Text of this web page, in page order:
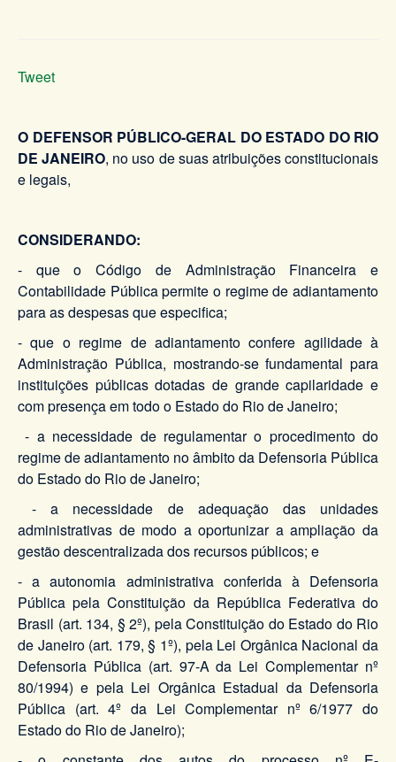
Tweet
O DEFENSOR PÚBLICO-GERAL DO ESTADO DO RIO
DE JANEIRO​, no uso de suas atribuições constitucionais
e legais,
CONSIDERANDO:
- que o Código de Administração Financeira e
Contabilidade Pública permite o regime de adiantamento
para as despesas que especifica;
- que o regime de adiantamento confere agilidade à
Administração Pública, mostrando-se fundamental para
instituições públicas dotadas de grande capilaridade e
com presença em todo o Estado do Rio de Janeiro;
- a necessidade de regulamentar o procedimento do
regime de adiantamento no âmbito da Defensoria Pública
do Estado do Rio de Janeiro;
- a necessidade de adequação das unidades
administrativas de modo a oportunizar a ampliação da
gestão descentralizada dos recursos públicos; e
- a autonomia administrativa conferida à Defensoria
Pública pela Constituição da República Federativa do
Brasil (art. 134, § 2º), pela Constituição do Estado do Rio
de Janeiro (art. 179, § 1º), pela Lei Orgânica Nacional da
Defensoria Pública (art. 97-A da Lei Complementar nº
80/1994) e pela Lei Orgânica Estadual da Defensoria
Pública (art. 4º da Lei Complementar nº 6/1977 do
Estado do Rio de Janeiro);